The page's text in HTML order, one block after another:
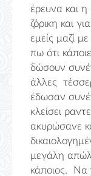
έρευνα και
ζόρικη και
εμείς μαζί
πω ότι
δώσουν
άλλες
έδωσαν
κλείσει
ακυρώσανε
μεγάλη
κάποιος. Να